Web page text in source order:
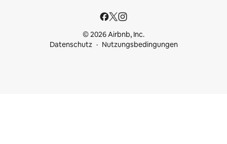
© 2026 Airbnb, Inc.
Datenschutz
Nutzungsbedingungen